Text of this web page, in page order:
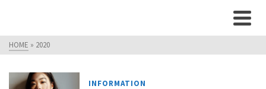
HOME » 2020
INFORMATION